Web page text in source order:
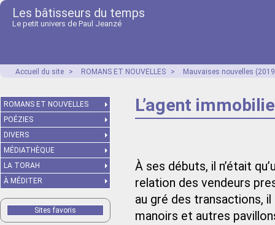
Les bâtisseurs du temps
Le petit univers de Paul Jeanzé
Accueil du site > ROMANS ET NOUVELLES > Mauvaises nouvelles
L’agent
À ses débuts, il n’était
relation des vendeurs
au gré des transactions,
manoirs et autres
ROMANS ET NOUVELLES
POÉZIES
DIVERS
MÉDIATHÈQUE
LA TORAH
À MÉDITER
Sites favoris